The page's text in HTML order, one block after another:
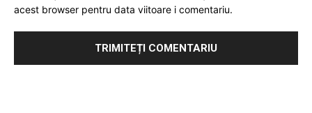
acest browser pentru data viitoare i comentariu.